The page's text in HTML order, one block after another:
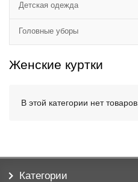
Детская одежда
Головные уборы
Женские куртки
В этой категории нет товаров.
Категории